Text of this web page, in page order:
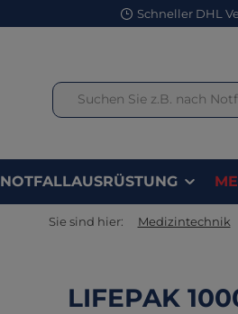
Schneller DHL
NOTFALLAUSRÜSTUNG
Sie sind hier: Medizintechnik
LIFEPAK